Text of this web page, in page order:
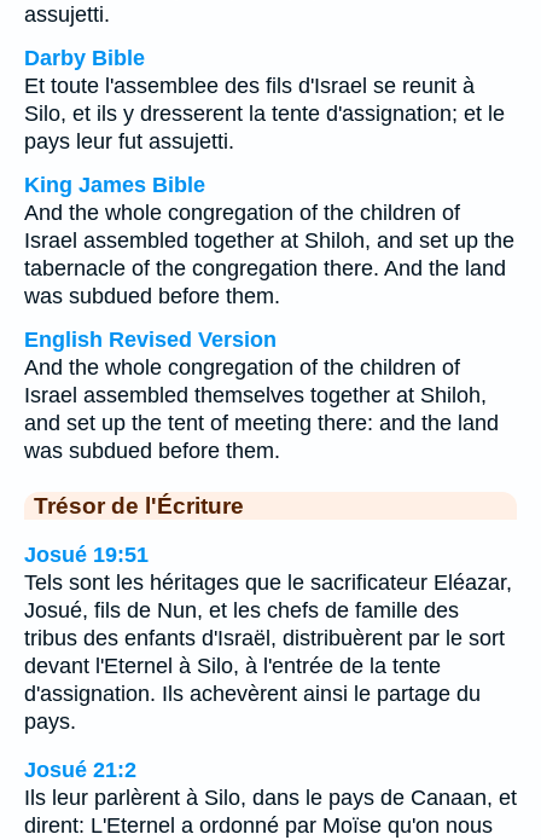
assujetti.
Darby Bible
Et toute l'assemblee des fils d'Israel se reunit à
Silo, et ils y dresserent la tente d'assignation; et le
pays leur fut assujetti.
King James Bible
And the whole congregation of the children of
Israel assembled together at Shiloh, and set up the
tabernacle of the congregation there. And the land
was subdued before them.
English Revised Version
And the whole congregation of the children of
Israel assembled themselves together at Shiloh,
and set up the tent of meeting there: and the land
was subdued before them.
Trésor de l'Écriture
Josué 19:51
Tels sont les héritages que le sacrificateur Eléazar,
Josué, fils de Nun, et les chefs de famille des
tribus des enfants d'Israël, distribuèrent par le sort
devant l'Eternel à Silo, à l'entrée de la tente
d'assignation. Ils achevèrent ainsi le partage du
pays.
Josué 21:2
Ils leur parlèrent à Silo, dans le pays de Canaan, et
dirent: L'Eternel a ordonné par Moïse qu'on nous